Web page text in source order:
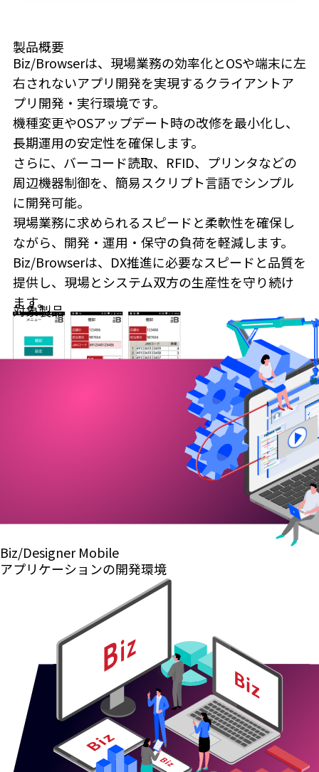
製品概要
Biz/Browserは、現場業務の効率化とOSや端末に左
右されないアプリ開発を実現するクライアントア
プリ開発・実行環境です。
機種変更やOSアップデート時の改修を最小化し、
長期運用の安定性を確保します。
さらに、バーコード読取、RFID、プリンタなどの
周辺機器制御を、簡易スクリプト言語でシンプル
に開発可能。
現場業務に求められるスピードと柔軟性を確保し
ながら、開発・運用・保守の負荷を軽減します。
Biz/Browserは、DX推進に必要なスピードと品質を
提供し、現場とシステム双方の生産性を守り続け
ます。
対象製品
Biz/Designer Mobile
アプリケーションの開発環境